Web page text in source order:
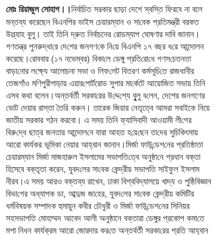
মোঃ রিয়াজুল সোহাগ।।নির্বাচিত সরকার ছাড়া দেশে স্বস্তি ফিরবে না বলে
মন্তব্য করেছেন বিএন‌পির ভাইস চেয়ারম্যান ও সা‌বেক প্রতিমন্ত্রী বরকত
উল্ল্যাহ বুলু। তাই তিনি দ্রুত নির্বাচনের রোডম্যাপ ঘোষণার দা‌বি জা‌নান।
গণতন্ত্র পুনরুদ্ধা‌রে দে‌শের জনগণ‌কে নি‌য়ে বিএন‌পি ১৭ বছর ধ‌রে আন্দোলন
করেছে।রোববার (১৭ নভেম্বর) বিকা‌লে ডেঙ্গু প্রতি‌রো‌ধে গণ‌স‌চেতনতা
বাড়া‌নোর ল‌ক্ষ্যে আলোচনা সভা ও লিফ‌লেট বিতরণ কর্মসূ‌চি‌তে রাজধানীর
তেজগাঁও ম‌ণিপুরীপাড়ায় এয়ার‌পোর্টরোড সুপার মা‌র্কেটে আয়োজিত সভায় তিনি
এসব কথা বলেন।অন্তর্বর্তী সরকা‌রের উ‌দ্দে‌শ্যে বুৃৃলু ব‌লেন, দেশের জনগণের
ভোট দেয়ার রাস্তা তৈরি করুন। তারেক জিয়ার নেতৃত্বে আমরা সবাইকে নিয়ে
জাতীয় সরকার গঠন করবো। এ সময় তিনি ফ্যাসিবাদী আওয়ামী লী‌গের
বিরু‌দ্ধে ছাত্র জনতার আন্দোল‌নে যারা আহত হ‌য়ে‌ছেন তা‌দের সুচিকিৎসায়
আরো কার্যকর ভূ‌মিকা নেয়ার আহ্বান জানান।মির্জা ফাউ‌ন্ডেশ‌নের প্রতিষ্ঠাতা
চেয়ারম্যান মির্জা মাজহারুল ইসলামের সভাপ‌তি‌ত্বে অনুষ্ঠা‌নে প্রধান বক্তা
হিসেবে বক্তৃতা করেন, যুবদ‌লের সা‌বেক কেন্দ্রীয় সভাপ‌তি সাইফুল ইসলাম
নীরব।এ সময় আরও বক্তব্য রাখেন, ঢাকা বিশ্ব‌বিদ্যালয়ে খাদ্য ও পুষ্ঠিবিজ্ঞান
বিভা‌গের অধ্যাপক ডা, আব্দুজ জা‌হের, যুবদ‌লের সা‌বেক কেন্দ্রীয় কমিটির
ধর্মবিষয়ক সম্পাদক হুমায়ুন কবীর চৌধুরী ও মির্জা ফাউ‌ন্ডেশ‌নের সি‌নিয়র
সহসভাপ‌তি ‌মোহাম্মদ আবেদ আলী অনুষ্ঠানে বক্তারা ডেঙ্গুর প্রকোপ কমা‌তে
মশা নিধন কার্যক্রম আরো জোরদার কর‌তে অন্তর্বর্তী সরকা‌রের প্রতি আহ্বান